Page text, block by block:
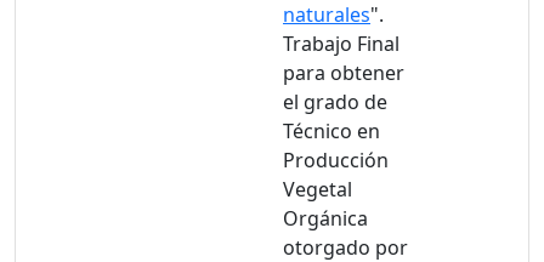
naturales".
Trabajo Final
para obtener
el grado de
Técnico en
Producción
Vegetal
Orgánica
otorgado por